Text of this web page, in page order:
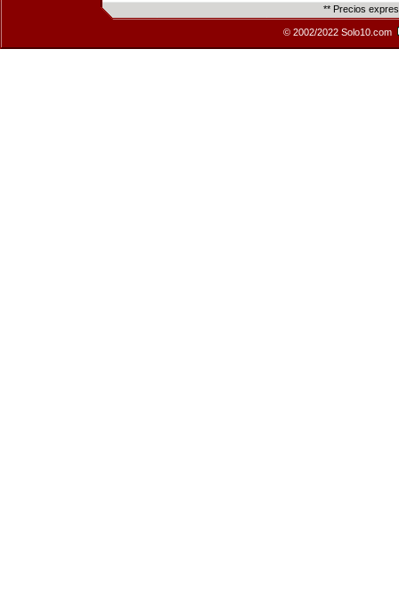
** Precios
© 2002/2022 Solo10.com